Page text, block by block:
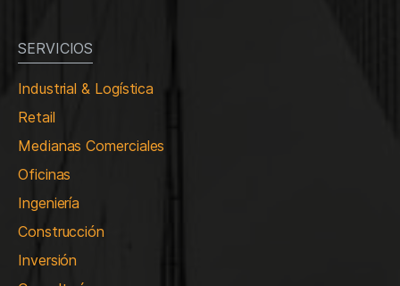
SERVICIOS
Industrial & Logística
Retail
Medianas Comerciales
Oficinas
Ingeniería
Construcción
Inversión